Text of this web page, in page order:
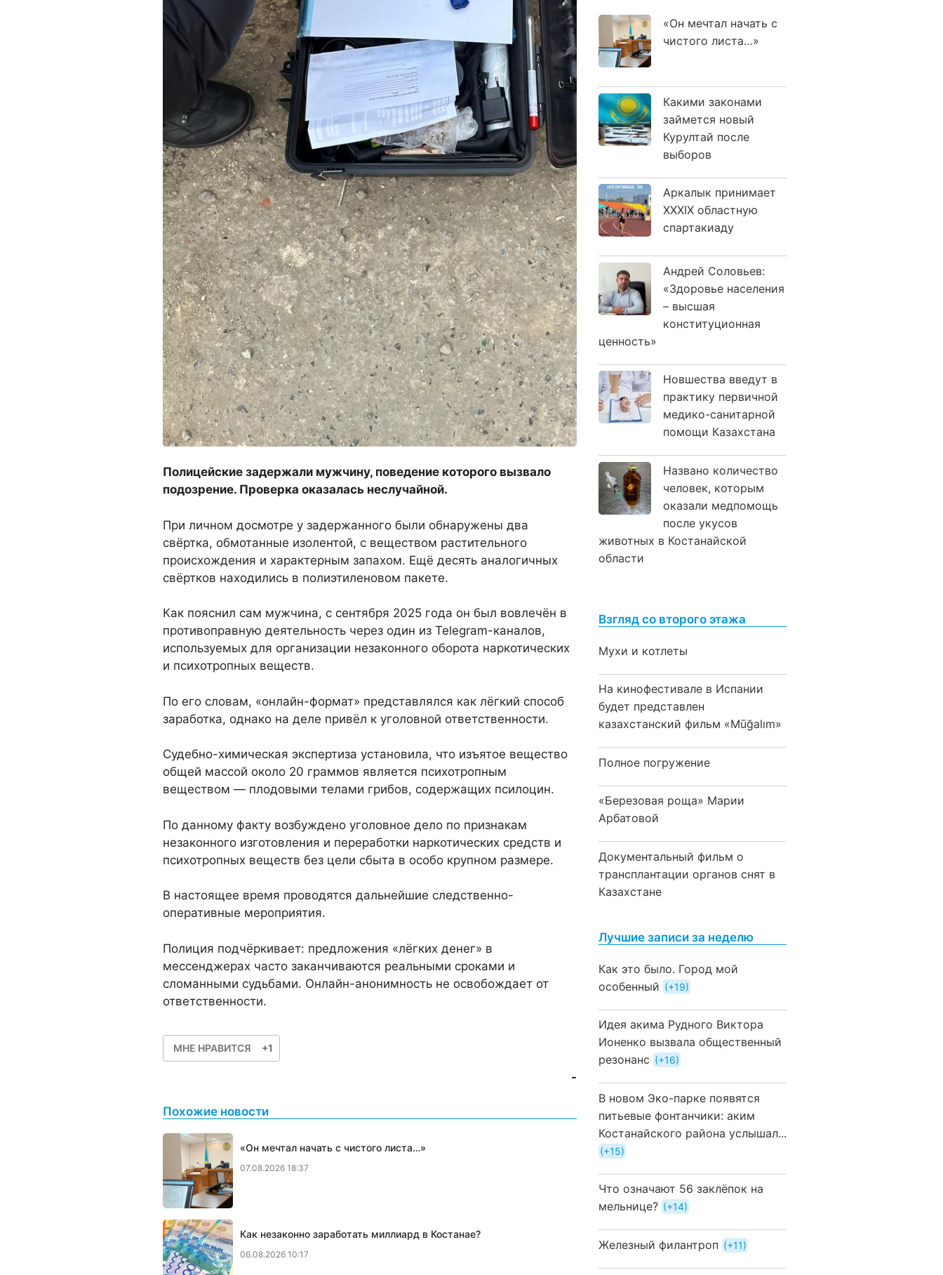
Полицейские задержали мужчину, поведение которого вызвало
подозрение. Проверка оказалась неслучайной.
При личном досмотре у задержанного были обнаружены два
свёртка, обмотанные изолентой, с веществом растительного
происхождения и характерным запахом. Ещё десять аналогичных
свёртков находились в полиэтиленовом пакете.
Как пояснил сам мужчина, с сентября 2025 года он был вовлечён в
противоправную деятельность через один из Telegram-каналов,
используемых для организации незаконного оборота наркотических
и психотропных веществ.
По его словам, «онлайн-формат» представлялся как лёгкий способ
заработка, однако на деле привёл к уголовной ответственности.
Судебно-химическая экспертиза установила, что изъятое вещество
общей массой около 20 граммов является психотропным
веществом — плодовыми телами грибов, содержащих псилоцин.
По данному факту возбуждено уголовное дело по признакам
незаконного изготовления и переработки наркотических средств и
психотропных веществ без цели сбыта в особо крупном размере.
В настоящее время проводятся дальнейшие следственно-
оперативные мероприятия.
Полиция подчёркивает: предложения «лёгких денег» в
мессенджерах часто заканчиваются реальными сроками и
сломанными судьбами. Онлайн-анонимность не освобождает от
ответственности.
МНЕ НРАВИТСЯ +1
-
Похожие новости
«Он мечтал начать с чистого листа…»
07.08.2026 18:37
Как незаконно заработать миллиард в Костанае?
06.08.2026 10:17
«Он мечтал начать с
чистого листа…»
Какими законами
займется новый
Курултай после
выборов
Аркалык принимает
XXXIX областную
спартакиаду
Андрей Соловьев:
«Здоровье населения
– высшая
конституционная
ценность»
Новшества введут в
практику первичной
медико-санитарной
помощи Казахстана
Названо количество
человек, которым
оказали медпомощь
после укусов
животных в Костанайской
области
Взгляд со второго этажа
Мухи и котлеты
На кинофестивале в Испании
будет представлен
казахстанский фильм «Mūğalım»
Полное погружение
«Березовая роща» Марии
Арбатовой
Документальный фильм о
трансплантации органов снят в
Казахстане
Лучшие записи за неделю
Как это было. Город мой
особенный
+19
Идея акима Рудного Виктора
Ионенко вызвала общественный
резонанс
+16
В новом Эко-парке появятся
питьевые фонтанчики: аким
Костанайского района услышал...
+15
Что означают 56 заклёпок на
мельнице?
+14
Железный филантроп +11